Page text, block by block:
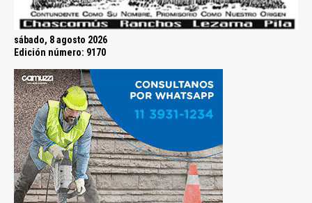
sábado, 8 agosto 2026
Edición número: 9170